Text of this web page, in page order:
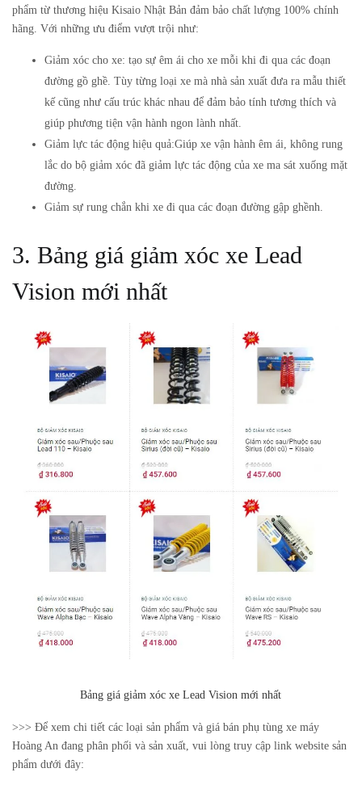
phẩm từ thương hiệu Kisaio Nhật Bản đảm bảo chất lượng 100% chính
hãng. Với những ưu điểm vượt trội như:
Giảm xóc cho xe: tạo sự êm ái cho xe mỗi khi đi qua các đoạn
đường gồ ghề. Tùy từng loại xe mà nhà sản xuất đưa ra mẫu thiết
kế cũng như cấu trúc khác nhau để đảm bảo tính tương thích và
giúp phương tiện vận hành ngon lành nhất.
Giảm lực tác động hiệu quả:Giúp xe vận hành êm ái, không rung
lắc do bộ giảm xóc đã giảm lực tác động của xe ma sát xuống mặt
đường.
Giảm sự rung chắn khi xe đi qua các đoạn đường gập ghềnh.
3. Bảng giá giảm xóc xe Lead
Vision mới nhất
Bảng giá giảm xóc xe Lead Vision mới nhất
>>> Để xem chi tiết các loại sản phẩm và giá bán phụ tùng xe máy
Hoàng An đang phân phối và sản xuất, vui lòng truy cập link website sản
phẩm dưới đây: